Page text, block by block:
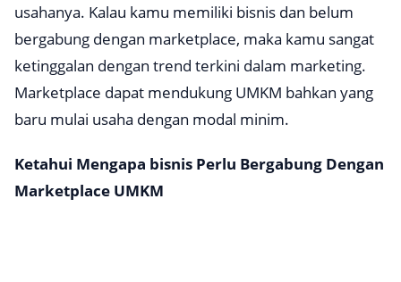
usahanya. Kalau kamu memiliki bisnis dan belum
bergabung dengan marketplace, maka kamu sangat
ketinggalan dengan trend terkini dalam marketing.
Marketplace dapat mendukung UMKM bahkan yang
baru mulai usaha dengan modal minim.
Ketahui Mengapa bisnis Perlu Bergabung Dengan
Marketplace UMKM